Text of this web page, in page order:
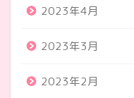
2023年4月
2023年3月
2023年2月